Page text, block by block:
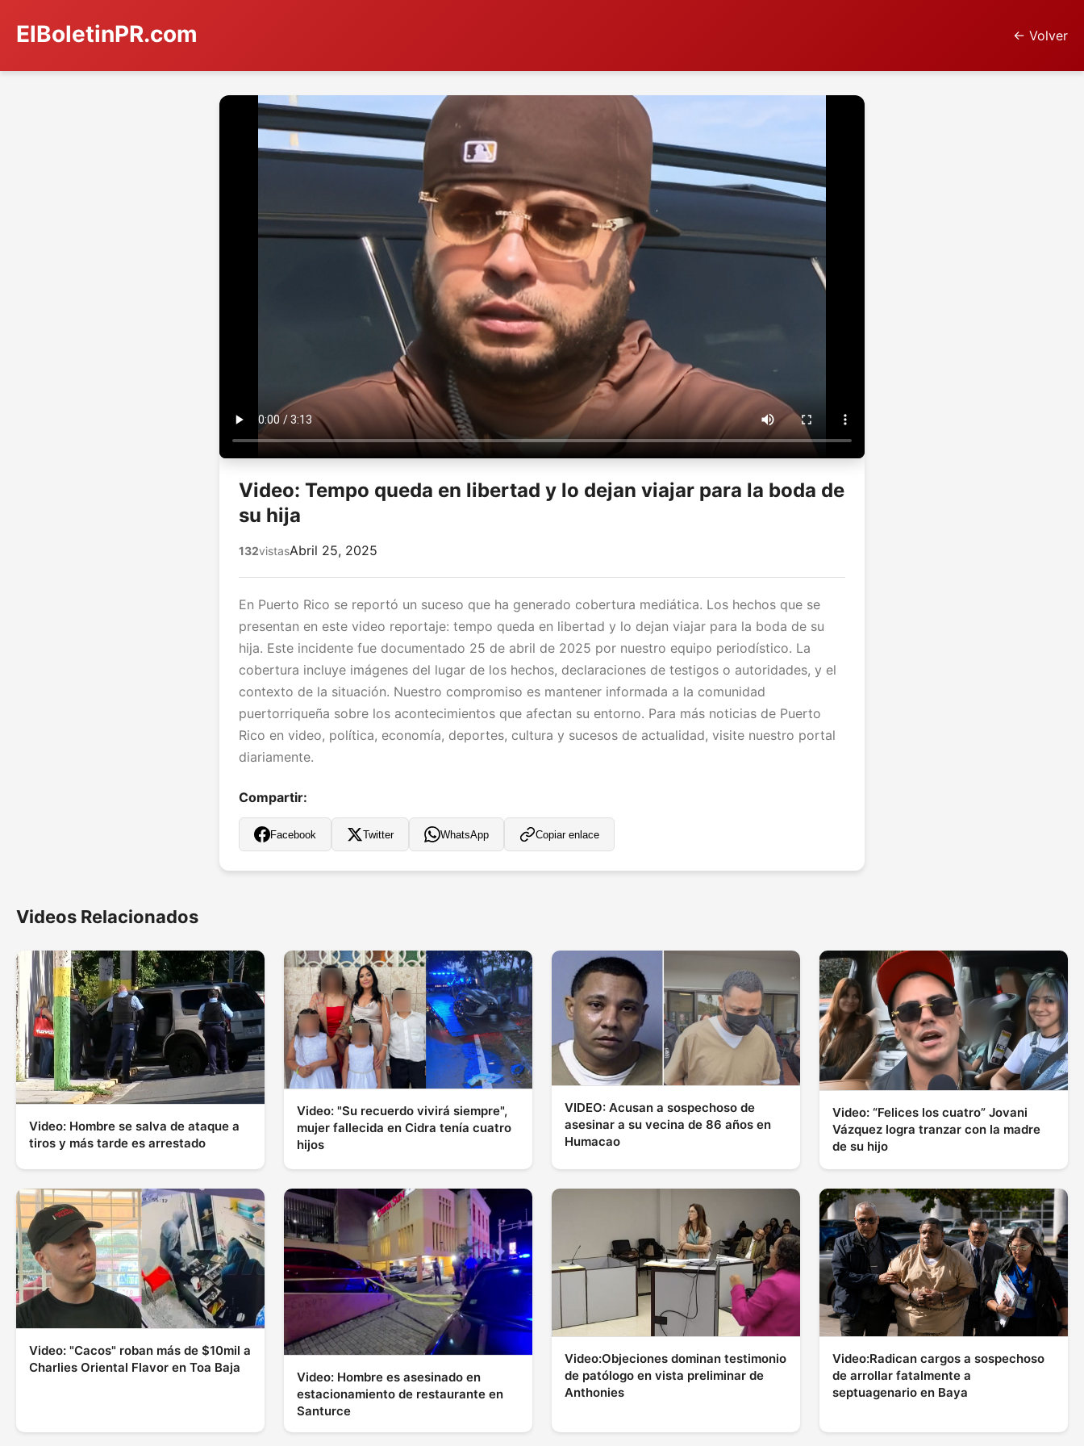
ElBoletinPR.com ← Volver
Video: Tempo queda en libertad y lo dejan viajar para la boda de
su hija
132vistasAbril 25, 2025
En Puerto Rico se reportó un suceso que ha generado cobertura mediática. Los hechos que se
presentan en este video reportaje: tempo queda en libertad y lo dejan viajar para la boda de su
hija. Este incidente fue documentado 25 de abril de 2025 por nuestro equipo periodístico. La
cobertura incluye imágenes del lugar de los hechos, declaraciones de testigos o autoridades, y el
contexto de la situación. Nuestro compromiso es mantener informada a la comunidad
puertorriqueña sobre los acontecimientos que afectan su entorno. Para más noticias de Puerto
Rico en video, política, economía, deportes, cultura y sucesos de actualidad, visite nuestro portal
diariamente.
Compartir:
Facebook Twitter WhatsApp Copiar enlace
Videos Relacionados
Video: Hombre se salva de ataque a
tiros y más tarde es arrestado
Video: "Su recuerdo vivirá siempre",
mujer fallecida en Cidra tenía cuatro
hijos
VIDEO: Acusan a sospechoso de
asesinar a su vecina de 86 años en
Humacao
Video: “Felices los cuatro” Jovani
Vázquez logra tranzar con la madre
de su hijo
Video: "Cacos" roban más de $10mil a
Charlies Oriental Flavor en Toa Baja
Video: Hombre es asesinado en
estacionamiento de restaurante en
Santurce
Video:Objeciones dominan testimonio
de patólogo en vista preliminar de
Anthonies
Video:Radican cargos a sospechoso
de arrollar fatalmente a
septuagenario en Baya